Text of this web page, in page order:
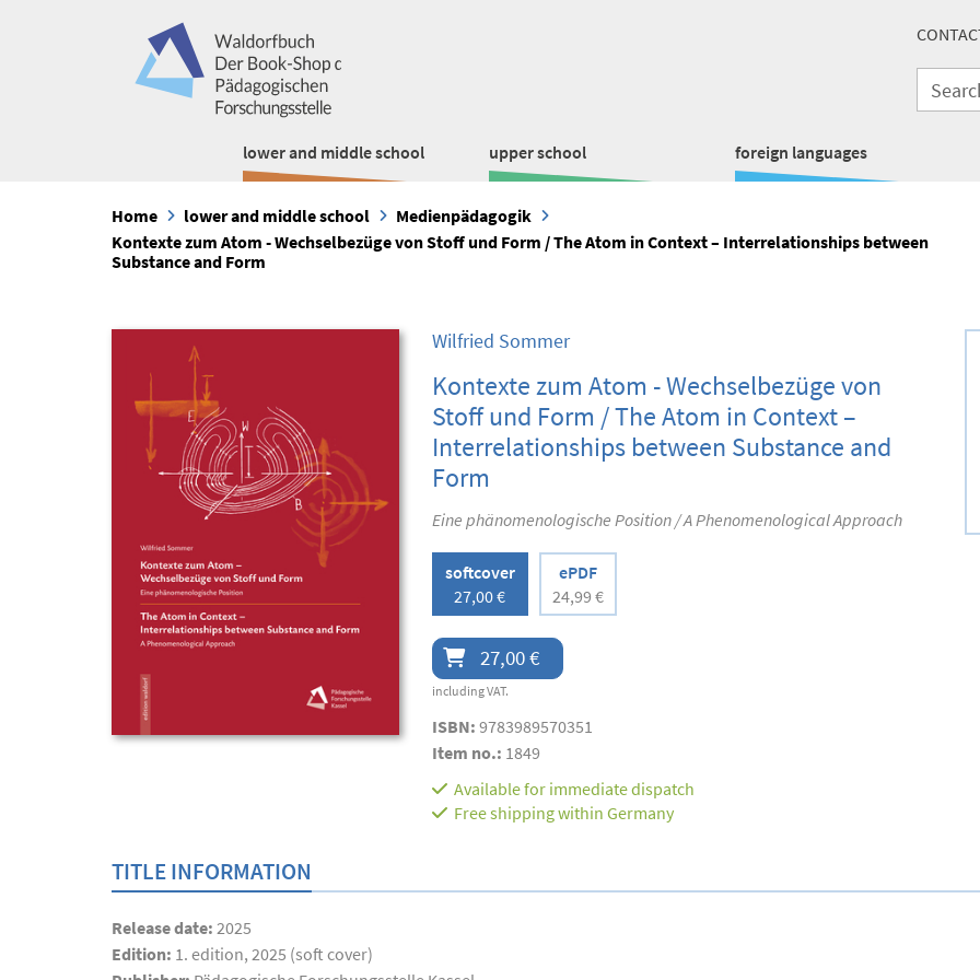
lower and middle school upper school foreign languages
Home lower and middle school
Medienpädagogik
Kontexte zum Atom - Wechselbezüge von Stoff und Form / The Atom in Context – Interrelationships between
Substance and Form
Wilfried Sommer
Kontexte zum Atom - Wechselbezüge von
Stoff und Form / The Atom in Context –
Interrelationships between Substance and
Form
Eine phänomenologische Position / A Phenomenological Approach
softcover
27,00 €
ePDF
24,99 €
27,00 €
including VAT.
ISBN: 9783989570351
Item no.: 1849
Available for immediate dispatch
Free shipping within Germany
TITLE INFORMATION
Release date: 2025
Edition: 1. edition, 2025 (soft cover)